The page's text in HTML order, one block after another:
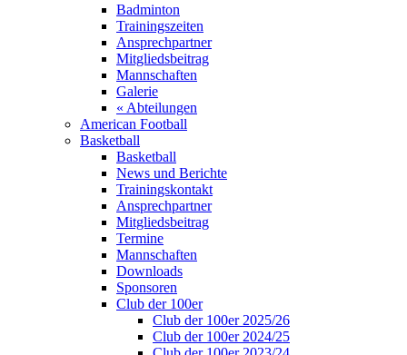
Badminton
Trainingszeiten
Ansprechpartner
Mitgliedsbeitrag
Mannschaften
Galerie
« Abteilungen
American Football
Basketball
Basketball
News und Berichte
Trainingskontakt
Ansprechpartner
Mitgliedsbeitrag
Termine
Mannschaften
Downloads
Sponsoren
Club der 100er
Club der 100er 2025/26
Club der 100er 2024/25